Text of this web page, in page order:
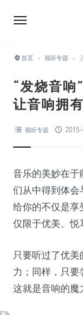
首页 › 视听专题 ›
“发烧音响
让音响拥
视听专题
音乐的美妙在于
们从中得到体会
给你的不仅是享
仅限于优美、悦
只要听过了优
力；同样，只要
这就是音响的魔